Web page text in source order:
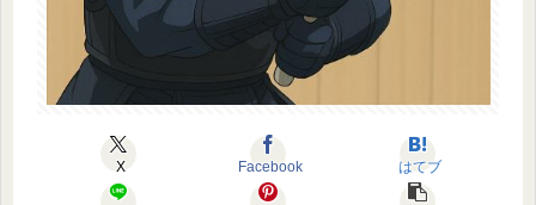
X Facebook はてブ